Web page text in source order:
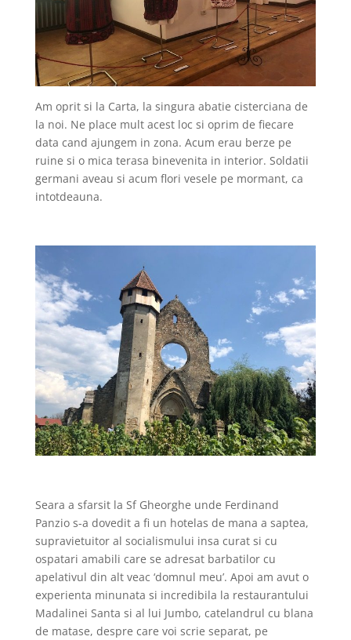
Am oprit si la Carta, la singura abatie cisterciana de
la noi. Ne place mult acest loc si oprim de fiecare
data cand ajungem in zona. Acum erau berze pe
ruine si o mica terasa binevenita in interior. Soldatii
germani aveau si acum flori vesele pe mormant, ca
intotdeauna.
Seara a sfarsit la Sf Gheorghe unde Ferdinand
Panzio s-a dovedit a fi un hotelas de mana a saptea,
supravietuitor al socialismului insa curat si cu
ospatari amabili care se adresat barbatilor cu
apelativul din alt veac ‘domnul meu’. Apoi am avut o
experienta minunata si incredibila la restaurantului
Madalinei Santa si al lui Jumbo, catelandrul cu blana
de matase, despre care voi scrie separat, pe